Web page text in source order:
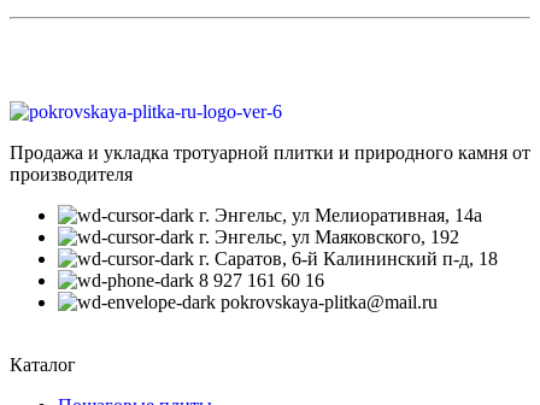
Продажа и укладка тротуарной плитки и природного камня от
производителя
г. Энгельс, ул Мелиоративная, 14а
г. Энгельс, ул Маяковского, 192
г. Саратов, 6-й Калининский п-д, 18
8 927 161 60 16
pokrovskaya-plitka@mail.ru
Каталог